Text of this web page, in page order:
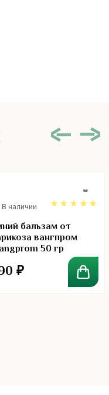
В наличии
4.76
бальзам от
вангпром
50 гр
₽